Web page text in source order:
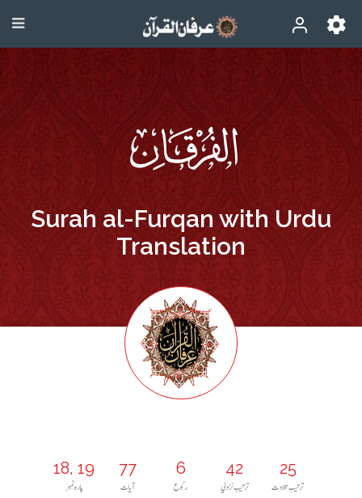
Surah al-Furqan with Urdu
Translation
18, 19
پارہ نمبر
77
آيات
6
رکوع
42
ترتيب نزولي
25
ترتيب تلاوت